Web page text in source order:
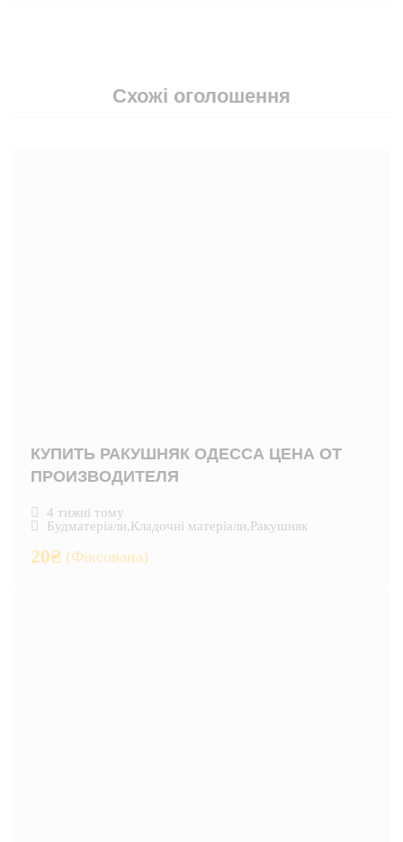
Схожі оголошення
КУПИТЬ РАКУШНЯК ОДЕССА ЦЕНА ОТ
ПРОИЗВОДИТЕЛЯ
4 тижні тому
Будматеріали,Кладочні матеріали,Ракушняк
20₴ (Фіксована)